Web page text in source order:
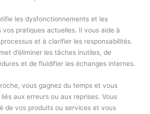
les dysfonctionnements et les
vos pratiques actuelles. Il vous aide à
et à clarifier les responsabilités.
d’éliminer les tâches inutiles, de
et de fluidifier les échanges internes.
vous gagnez du temps et vous
aux erreurs ou aux reprises. Vous
de vos produits ou services et vous